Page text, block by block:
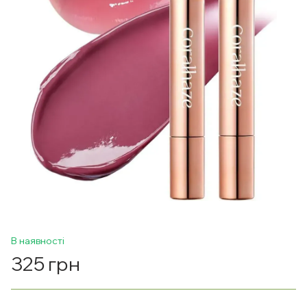
В наявності
325 грн